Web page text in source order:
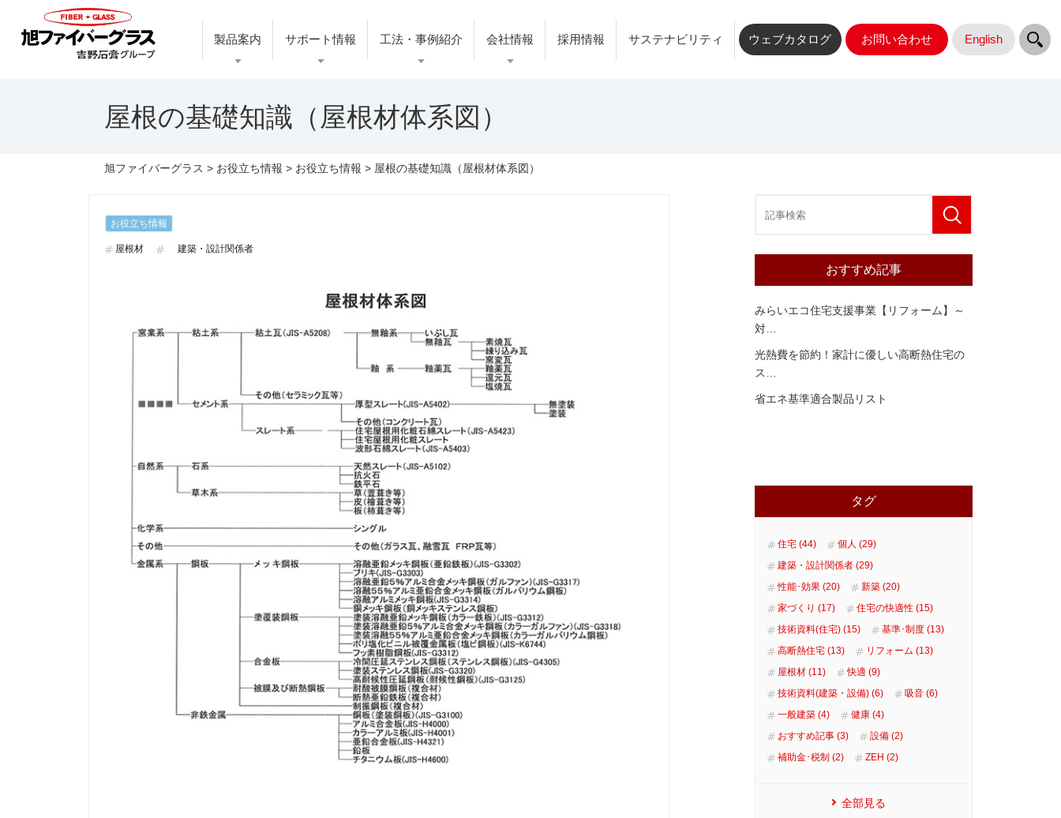
製品案内 サポート情報 工法・事例紹介 会社情報 採用情報 サステナビリティ ウェブカタログ お問い合わせ English
屋根の基礎知識（屋根材体系図）
旭ファイバーグラス > お役立ち情報 > お役立ち情報 > 屋根の基礎知識（屋根材体系図）
お役立ち情報
屋根材 建築・設計関係者
おすすめ記事
みらいエコ住宅支援事業【リフォーム】～
対
光熱費を節約！家計に優しい高断熱住宅の
ス
省エネ基準適合製品リスト
タグ
住宅 (44)
個人 (29)
建築・設計関係者 (29)
性能･効果 (20)
新築 (20)
家づくり (17)
住宅の快適性 (15)
技術資料(住宅) (15)
基準･制度 (13)
高断熱住宅 (13)
リフォーム (13)
屋根材 (11)
快適 (9)
技術資料(建築・設備) (6)
吸音 (6)
一般建築 (4)
健康 (4)
おすすめ記事 (3)
設備 (2)
補助金･税制 (2)
ZEH (2)
全部見る